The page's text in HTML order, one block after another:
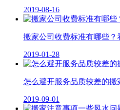
2019-08-16
搬家公司收费标准有哪些？
2019-01-28
怎么避开服务品质较差的搬
2019-09-01